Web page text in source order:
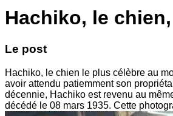
Hachiko, le
Le post
Hachiko, le chien le plus célèbre au
avoir attendu patiemment son
décennie, Hachiko est revenu au
décédé le 08 mars 1935. Cette